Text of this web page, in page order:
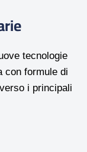
tecnologie
con formule di
i principali